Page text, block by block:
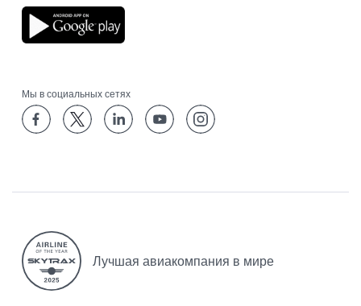
Мы в социальных сетях
Лучшая авиакомпания в мире